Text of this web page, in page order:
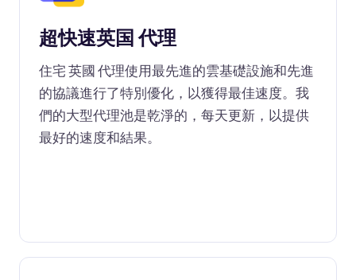
超快速英国 代理
住宅 英國 代理使用最先進的雲基礎設施和先進
的協議進行了特別優化，以獲得最佳速度。我
們的大型代理池是乾淨的，每天更新，以提供
最好的速度和結果。